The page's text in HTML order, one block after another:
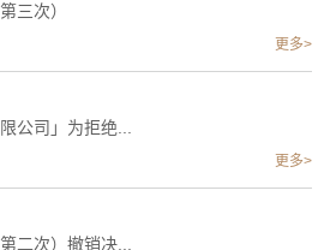
三次）
更多>
公司」为拒绝...
更多>
二次）撤销决...